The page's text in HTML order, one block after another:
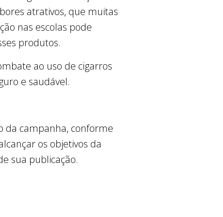
atrativos, que muitas
nas escolas pode
produtos.
ao uso de cigarros
e saudável.
da campanha, conforme
os objetivos da
sua publicação.